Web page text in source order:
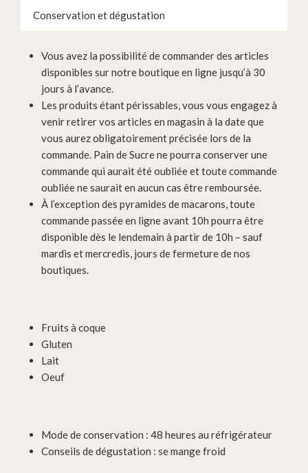
Conservation et dégustation
Vous avez la possibilité de commander des articles
disponibles sur notre boutique en ligne jusqu’à 30
jours à l’avance.
Les produits étant périssables, vous vous engagez à
venir retirer vos articles en magasin à la date que
vous aurez obligatoirement précisée lors de la
commande. Pain de Sucre ne pourra conserver une
commande qui aurait été oubliée et toute commande
oubliée ne saurait en aucun cas être remboursée.
À l’exception des pyramides de macarons, toute
commande passée en ligne avant 10h pourra être
disponible dès le lendemain à partir de 10h – sauf
mardis et mercredis, jours de fermeture de nos
boutiques.
Fruits à coque
Gluten
Lait
Oeuf
Mode de conservation : 48 heures au réfrigérateur
Conseils de dégustation : se mange froid